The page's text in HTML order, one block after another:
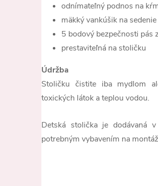
odnímateľný podnos na
mäkký vankúšik na
5 bodový bezpečnosti pás
prestaviteľná na stoličku
Údržba
Stoličku čistite iba mydlom
toxických látok a teplou vodou.
Detská stolička je dodávaná
potrebným vybavením na